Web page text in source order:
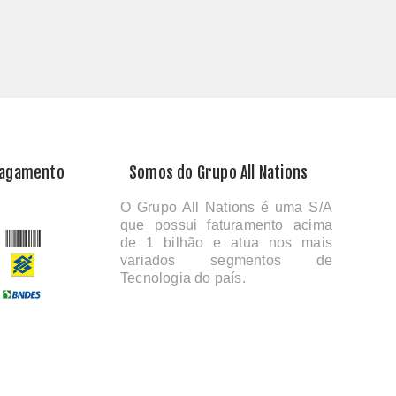
Somos do Grupo All Nations
O Grupo All Nations é uma S/A
que possui faturamento acima
de 1 bilhão e atua nos mais
variados segmentos de
Tecnologia do país.